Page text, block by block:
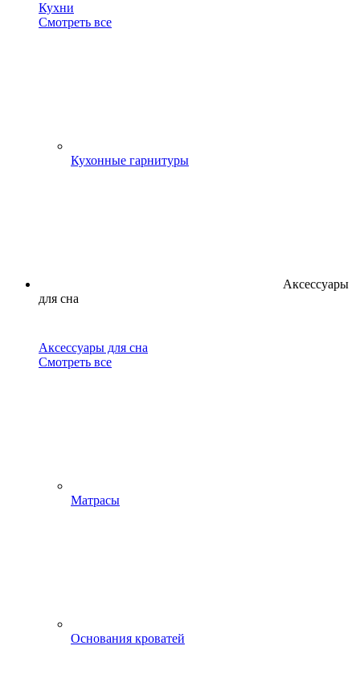
Кухни
Смотреть все
Кухонные гарнитуры
Аксессуары
для сна
Аксессуары для сна
Смотреть все
Матрасы
Основания кроватей